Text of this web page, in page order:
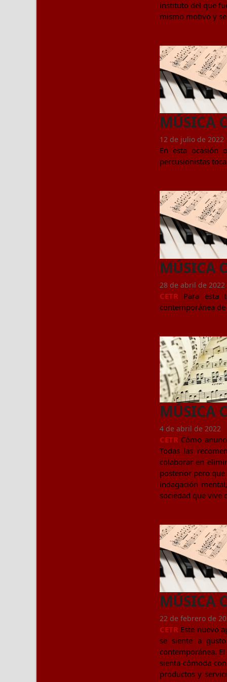
instituto del que
mismo motivo y
MÚSICA
12 de julio de 2022
En esta ocasión
percusionistas
MÚSICA
28 de abril de 2022
CETR Para esta
contemporánea
MÚSICA
4 de abril de 2022
CETR Cómo
Todas las
colaborar en
posterior pero que
indagación
sociedad que vive
MÚSICA
22 de febrero de
CETR Este nuevo
se siente a
contemporánea.
sienta cómoda
productos y